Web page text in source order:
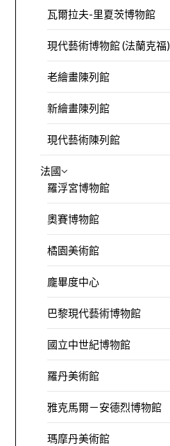
瓦爾拉夫-里夏茨博物館
現代藝術博物館 (法蘭克福)
老繪畫陳列館
新繪畫陳列館
現代藝術陳列館
法國
羅浮宮博物館
奧賽博物館
橘園美術館
龐畢度中心
巴黎現代藝術博物館
國立中世紀博物館
羅丹美術館
雅克馬爾－安德烈博物館
瑪摩丹美術館